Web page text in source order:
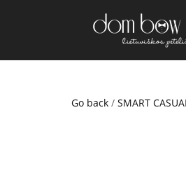
Go back / SMART